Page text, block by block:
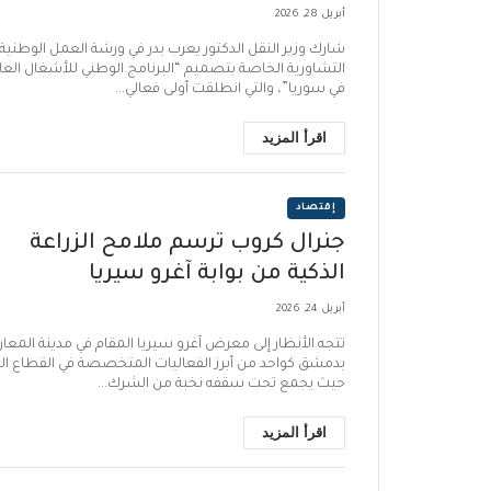
العمل وإعادة الإعمار
أبريل 28, 2026
شارك وزير النقل الدكتور يعرب بدر في ورشة العمل الوطنية
التشاورية الخاصة بتصميم “البرنامج الوطني للأشغال
في سوريا”، والتي انطلقت أولى فعالي...
اقرأ المزيد
إقتصاد
جنرال كروب ترسم ملامح الزراعة
الذكية من بوابة آغرو سيريا
أبريل 24, 2026
تتجه الأنظار إلى معرض آغرو سيريا المقام في مدينة
بدمشق كواحد من أبرز الفعاليات المتخصصة في القطاع
حيث يجمع تحت سقفه نخبة من الشرك...
اقرأ المزيد